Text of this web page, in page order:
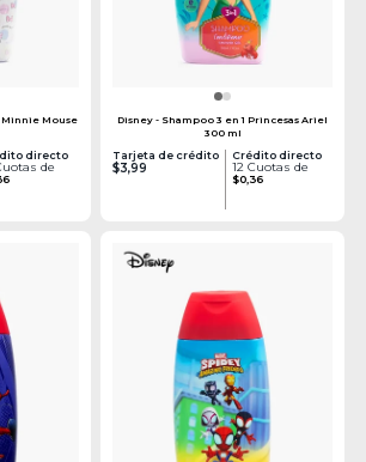
Mouse
directo
de
Disney - Shampoo 3 en 1 Princesas Ariel
300 ml
Tarjeta de crédito
$3,99
Crédito directo
12 Cuotas de
$0,36